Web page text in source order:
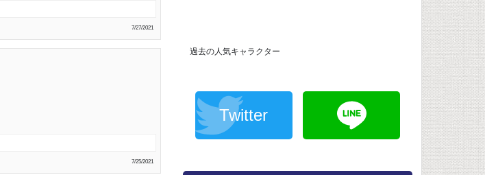
7/27/2021
7/25/2021
過去の人気キャラクター
Twitter